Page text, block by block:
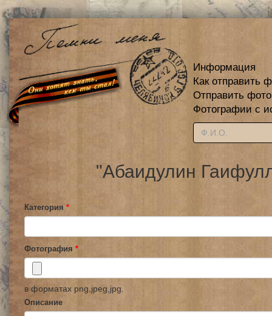
Информация
Как отправить
Отправить
Фотографии с
"Абаидулин
Категория *
Фотография *
в форматах png,jpeg,jpg.
Описание